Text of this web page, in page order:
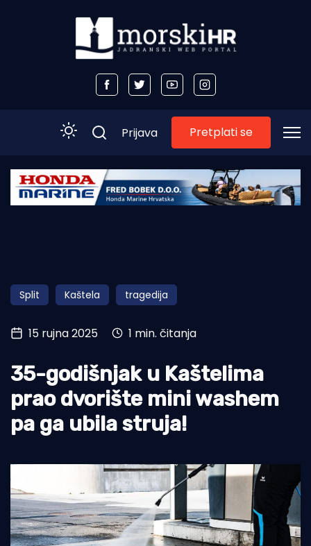
Početna
Obala
Otoci
Turizam i nautika
Pomorstvo
Ribolov
Ekologija
Prijava Pretplati se
Split Kaštela tragedija
15 rujna 2025 1 min. čitanja
35-godišnjak u Kaštelima
prao dvorište mini washem
pa ga ubila struja!